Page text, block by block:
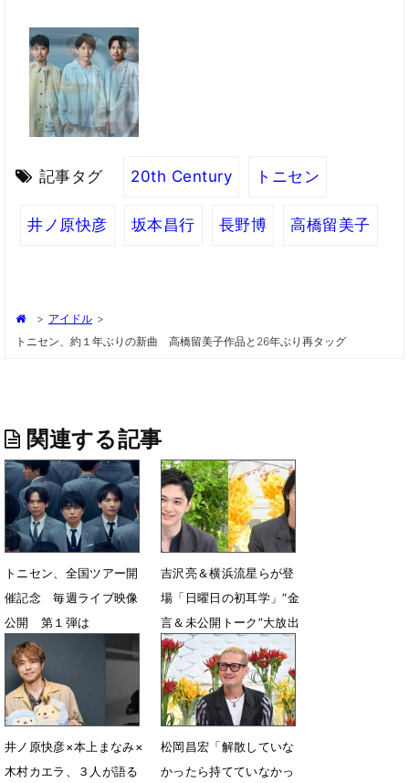
記事タグ 20th Century トニセン
井ノ原快彦 坂本昌行 長野博 高橋留美子
> アイドル >
トニセン、約１年ぶりの新曲 高橋留美子作品と26年ぶり再タッグ
関連する記事
トニセン、全国ツアー開
催記念 毎週ライブ映像
公開 第１弾は
「Shelter」
5月21日 22時37分
吉沢亮＆横浜流星らが登
場「日曜日の初耳学」“金
言＆未公開トーク”大放出
SP
12月21日 17時30分
井ノ原快彦×本上まなみ×
木村カエラ、３人が語る
松岡昌宏「解散していな
かったら持てていなかっ